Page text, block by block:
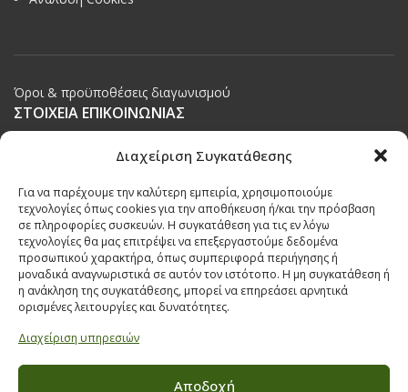
Διαχείριση Συγκατάθεσης
Για να παρέχουμε την καλύτερη εμπειρία, χρησιμοποιούμε
τεχνολογίες όπως cookies για την αποθήκευση ή/και την πρόσβαση
σε πληροφορίες συσκευών. Η συγκατάθεση για τις εν λόγω
τεχνολογίες θα μας επιτρέψει να επεξεργαστούμε δεδομένα
προσωπικού χαρακτήρα, όπως συμπεριφορά περιήγησης ή
μοναδικά αναγνωριστικά σε αυτόν τον ιστότοπο. Η μη συγκατάθεση ή
η ανάκληση της συγκατάθεσης, μπορεί να επηρεάσει αρνητικά
ορισμένες λειτουργίες και δυνατότητες.
Διαχείριση υπηρεσιών
Αποδοχή
Όροι & προϋποθέσεις διαγωνισμού
ΣΤΟΙΧΕΙΑ ΕΠΙΚΟΙΝΩΝΙΑΣ
Παπαναστασίου 209,
Τηλ:231 030 9709,231 035 1630
Email:info@ecobuildings.gr
Email:eshop@ecobuildings.gr
ΟΡΟΙ ΧΡΗΣΗΣ
ΠΟΛΙΤΙΚΗ ΑΠΟΡΡΗΤΟΥ
ΒΡΕΙΤΕ ΜΑΣ ΣΤΟ ΧΑΡΤΗ